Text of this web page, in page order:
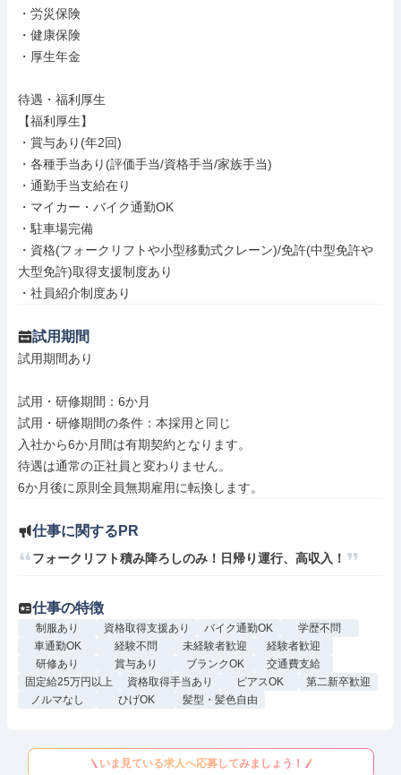
・労災保険
・健康保険
・厚生年金
待遇・福利厚生
【福利厚生】
・賞与あり(年2回)
・各種手当あり(評価手当/資格手当/家族手当)
・通勤手当支給在り
・マイカー・バイク通勤OK
・駐車場完備
・資格(フォークリフトや小型移動式クレーン)/免許(中型免許や
大型免許)取得支援制度あり
・社員紹介制度あり
試用期間
試用期間あり
試用・研修期間：6か月
試用・研修期間の条件：本採用と同じ
入社から6か月間は有期契約となります。
待遇は通常の正社員と変わりません。
仕事に関するPR
フォークリフト積み降ろしのみ！日帰り運行、高収入！
仕事の特徴
制服あり 資格取得支援あり バイク通勤OK
学歴不問
車通勤OK
経験不問 未経験者歓迎
経験者歓迎
研修あり
賞与あり ブランクOK
交通費支給
固定給25万円以上
資格取得手当あり ピアスOK
第二新卒歓迎
ノルマなし
ひげOK 髪型・髪色自由
いま見ている求人へ応募してみましょう！